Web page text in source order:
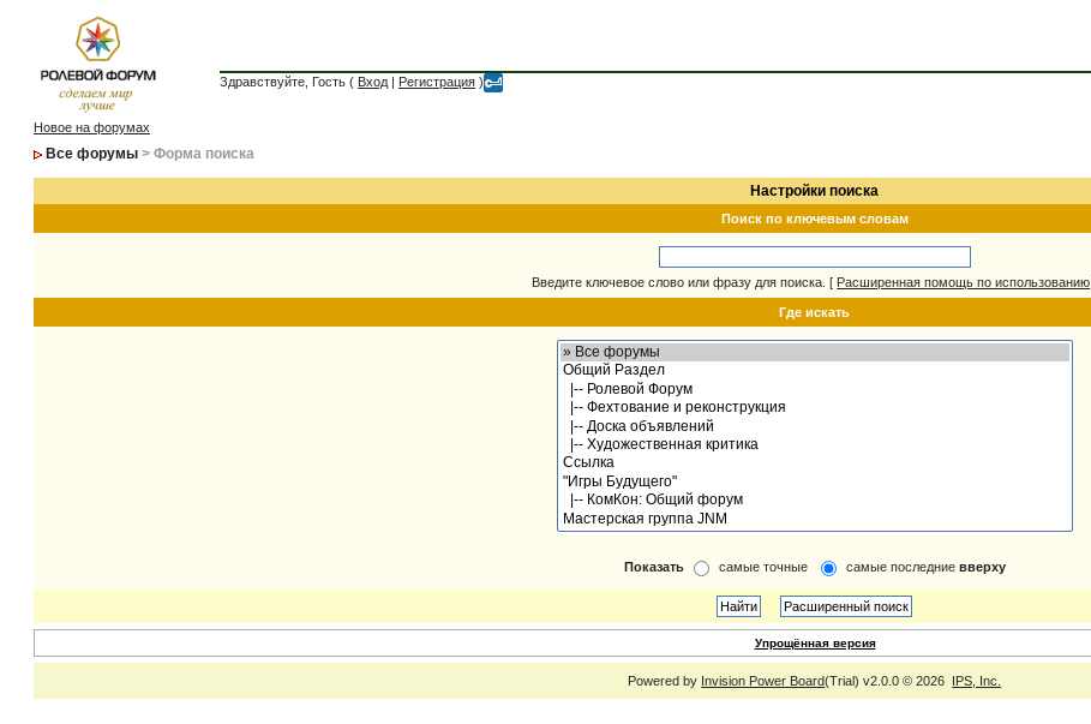
Здравствуйте, Гость ( Вход | Регистрация )
Новое на форумах
Все форумы > Форма поиска
Настройки поиска
Поиск по ключевым словам
Введите ключевое слово или фразу для поиска. [ Расширенная помощь по использованию
Где искать
Показать самые точные самые последние вверху
Упрощённая версия
Powered by Invision Power Board(Trial) v2.0.0 © 2026 IPS, Inc.